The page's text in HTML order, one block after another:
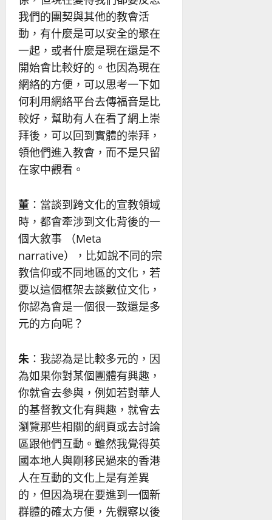
我們的團契與其他的教會活
動，有什麼是可以安全的聚在
一起，或者什麼是現在還是不
開始會比較好的。也因為現在
網絡的方便，可以思考一下如
何利用網絡平台去傳福音是比
較好，幫助有人在看了網上崇
拜後，可以回到實體的崇拜，
領他們進入教會，而不是只留
在家中觀看。
董 ：當談到跨文化的宣教領域
時，都會牽涉到文化背後的一
個大敘事 （Meta
narrative），比如說不同的宗
教信仰或不同地區的文化，若
要以這個框架去談數位文化，
你認為會是一個很一致還是多
元的方向呢？
朱 ：我認為是比較多元的，因
為如果你對某個團體有興趣，
你就會去參與，例如若對華人
的基督教文化有興趣，就會去
瀏覽那些相關的網頁或去討論
區跟他們互動。雖然我覺得英
國本地人與剛移民過來的香港
人在互動的文化上是有差異
的，但因為現在要進到一個新
群體的確太方便，先觀察以後